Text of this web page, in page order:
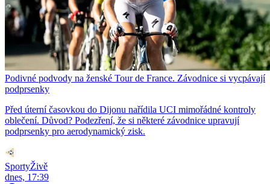
Podivné podvody na ženské Tour de France. Závodnice si vycpávají
podprsenky
Před úterní časovkou do Dijonu nařídila UCI mimořádné kontroly
oblečení. Důvod? Podezření, že si některé závodnice upravují
podprsenky pro aerodynamický zisk.
SportyŽivě
dnes, 17:39